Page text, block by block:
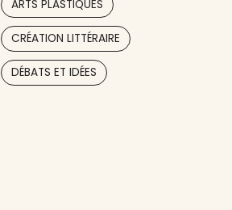
interculturel. Sa réputation de
« découvreur de talents » a
permis à de nombreux
auteurs d’émerger sur la
scène éditoriale. La revue
ARTS PLASTIQUES
CRÉATION LITTÉRAIRE
DÉBATS ET IDÉES